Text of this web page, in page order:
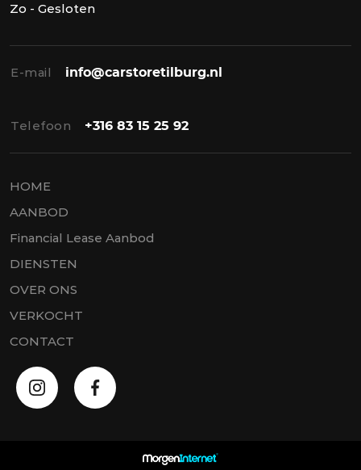
Zo - Gesloten
E-mail info@carstoretilburg.nl
Telefoon +316 83 15 25 92
HOME
AANBOD
Financial Lease Aanbod
DIENSTEN
OVER ONS
VERKOCHT
CONTACT